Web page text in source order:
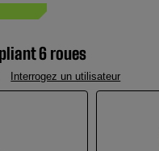
6 roues
Interrogez un utilisateur